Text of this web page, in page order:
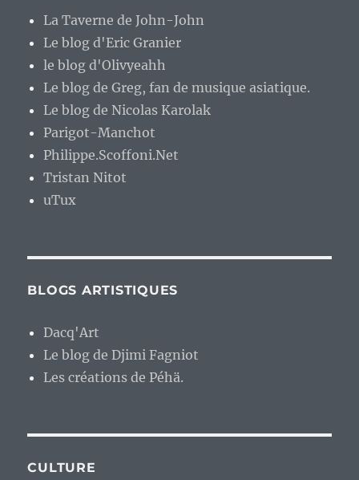
La Taverne de John-John
Le blog d'Eric Granier
le blog d'Olivyeahh
Le blog de Greg, fan de musique asiatique.
Le blog de Nicolas Karolak
Parigot-Manchot
Philippe.Scoffoni.Net
Tristan Nitot
uTux
BLOGS ARTISTIQUES
Dacq'Art
Le blog de Djimi Fagniot
Les créations de Péhä.
CULTURE